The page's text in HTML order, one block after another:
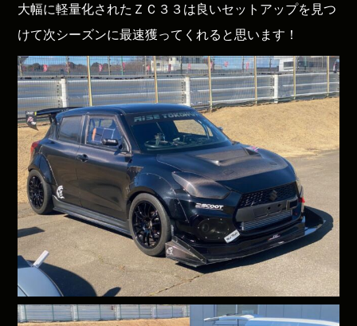
大幅に軽量化されたＺＣ３３は良いセットアップを見つ
けて次シーズンに最速獲ってくれると思います！